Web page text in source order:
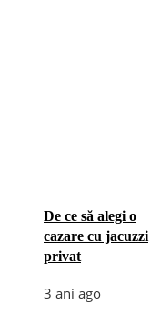
De ce să alegi o
cazare cu jacuzzi
privat
3 ani ago